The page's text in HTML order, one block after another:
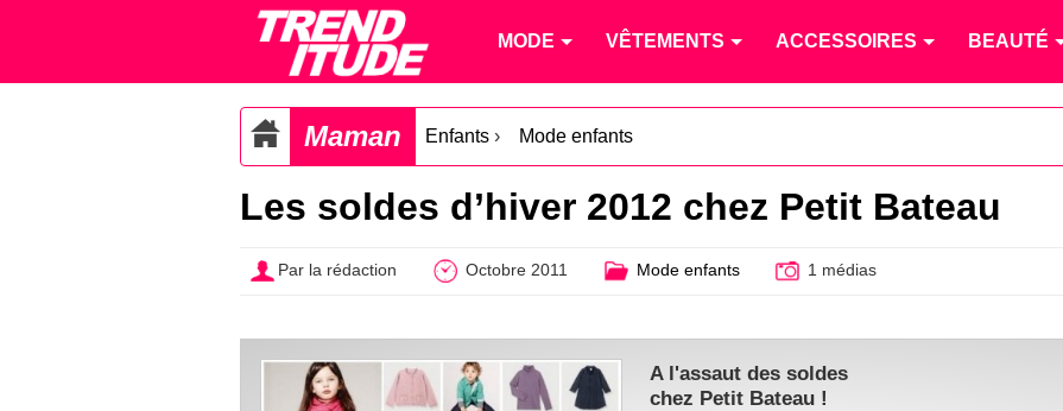
MODE VÊTEMENTS ACCESSOIRES BEAUTÉ
Maman Enfants › Mode enfants
Les soldes d’hiver 2012 chez Petit Bateau
Par la rédaction Octobre 2011 Mode enfants 1 médias
A l'assaut des soldes
chez Petit Bateau !